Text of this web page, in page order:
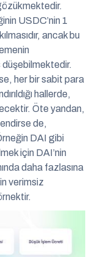
USDC’nin 1
ancak bu
her bir sabit para
hallerde,
Öte yandan,
de,
DAI gibi
için DAI’nin
daha fazlasına
verimsiz